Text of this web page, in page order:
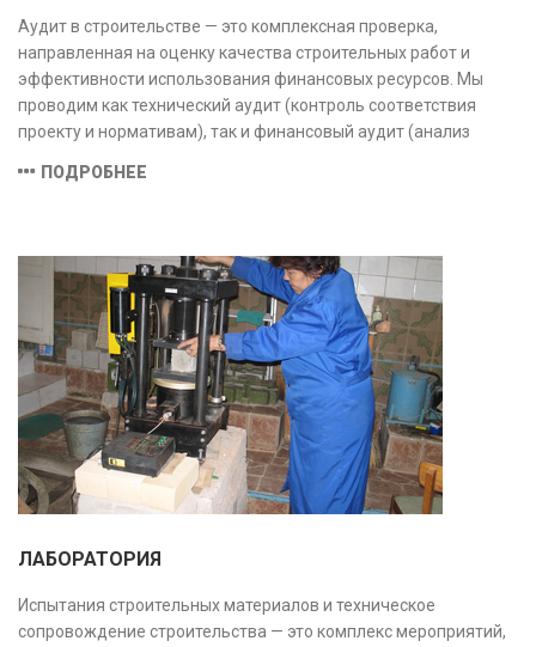
Аудит в строительстве — это комплексная проверка,
направленная на оценку качества строительных работ и
эффективности использования финансовых ресурсов. Мы
проводим как технический аудит (контроль соответствия
проекту и нормативам), так и финансовый аудит (анализ
безопасность и экономическую обоснованность проекта.
ПОДРОБНЕЕ
ЛАБОРАТОРИЯ
Испытания строительных материалов и техническое
сопровождение строительства — это комплекс мероприятий,